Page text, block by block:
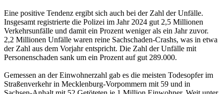
Eine positive Tendenz ergibt sich auch bei der Zahl der Unfälle.
Insgesamt registrierte die Polizei im Jahr 2024 gut 2,5 Millionen
Verkehrsunfälle und damit ein Prozent weniger als ein Jahr zuvor.
2,2 Millionen Unfälle waren reine Sachschaden-Crashs, was in etwa
der Zahl aus dem Vorjahr entspricht. Die Zahl der Unfälle mit
Personenschaden sank um ein Prozent auf gut 289.000.
Gemessen an der Einwohnerzahl gab es die meisten Todesopfer im
Straßenverkehr in Mecklenburg-Vorpommern mit 59 und in